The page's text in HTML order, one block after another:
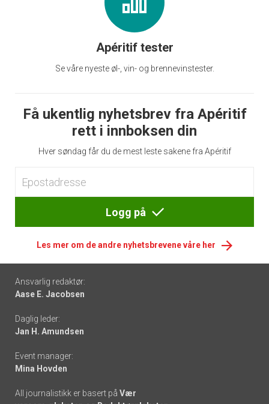
Apéritif tester
Se våre nyeste øl-, vin- og brennevinstester.
Få ukentlig nyhetsbrev fra Apéritif
rett i innboksen din
Hver søndag får du de mest leste sakene fra Apéritif
Logg på
Les mer om de andre nyhetsbrevene våre her
Footer
-
links
Ansvarlig redaktør:
Aase E. Jacobsen
Daglig leder:
Jan H. Amundsen
Event manager:
Mina Hovden
All journalistikk er basert på Vær